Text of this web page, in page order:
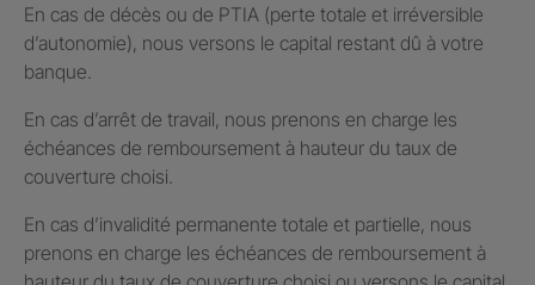
En cas de décès ou de PTIA (perte totale et irréversible
d’autonomie), nous versons le capital restant dû à votre
banque.
En cas d’arrêt de travail, nous prenons en charge les
échéances de remboursement à hauteur du taux de
couverture choisi.
En cas d’invalidité permanente totale et partielle, nous
prenons en charge les échéances de remboursement à